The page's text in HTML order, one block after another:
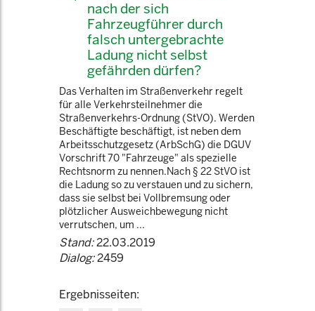
nach der sich
Fahrzeugführer durch
falsch untergebrachte
Ladung nicht selbst
gefährden dürfen?
Das Verhalten im Straßenverkehr regelt
für alle Verkehrsteilnehmer die
Straßenverkehrs-Ordnung (StVO). Werden
Beschäftigte beschäftigt, ist neben dem
Arbeitsschutzgesetz (ArbSchG) die DGUV
Vorschrift 70 "Fahrzeuge" als spezielle
Rechtsnorm zu nennen.Nach § 22 StVO ist
die Ladung so zu verstauen und zu sichern,
dass sie selbst bei Vollbremsung oder
plötzlicher Ausweichbewegung nicht
verrutschen, um ...
Stand:22.03.2019
Dialog:2459
Ergebnisseiten: